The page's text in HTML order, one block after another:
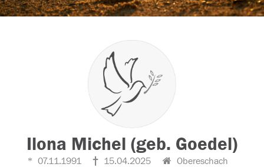
Ilona Michel (geb. Goedel)
07.11.1991 15.04.2025 Obereschach